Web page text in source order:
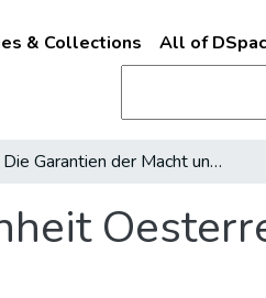
& Collections All of
Die Garantien der Macht und Einheit Oesterreichs